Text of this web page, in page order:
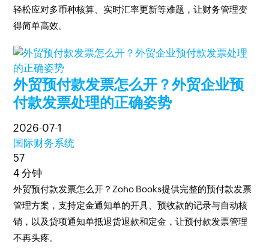
轻松应对多币种核算、实时汇率更新等难题，让财务管理变
得简单高效。
外贸预付款发票怎么开？外贸企业预
付款发票处理的正确姿势
2026-07-1
国际财务系统
57
4 分钟
外贸预付款发票怎么开？Zoho Books提供完整的预付款发票
管理方案，支持定金通知单的开具、预收款的记录与自动核
销，以及贷项通知单抵退货退款和定金，让预付款发票管理
不再头疼。